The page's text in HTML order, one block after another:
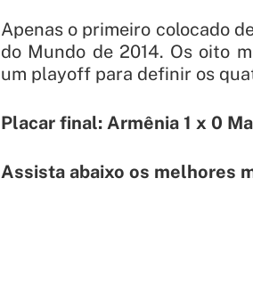
Apenas o primeiro colocado
do Mundo de 2014. Os oito
um playoff para definir os
Placar final: Armênia 1 x 0
Assista abaixo os melhores